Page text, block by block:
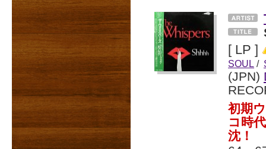
[ LP ]
SOUL /
(JPN)
初期
コ時
沈！